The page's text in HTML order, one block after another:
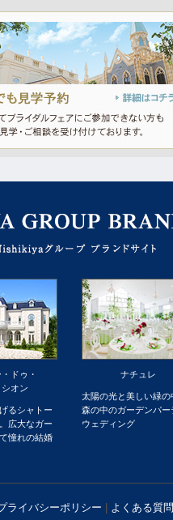
ドゥ・
オン
るシャトー
広大なガー
憧れの結婚
ナチュレ
太陽の光と美しい緑の
森の中のガーデンパー
ウェディング
ライバシーポリシー | よくある質問